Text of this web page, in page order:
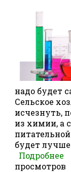
надо будет
Сельское
исчезнуть,
из химии, а
будет лучше
Подробнее
просмотров